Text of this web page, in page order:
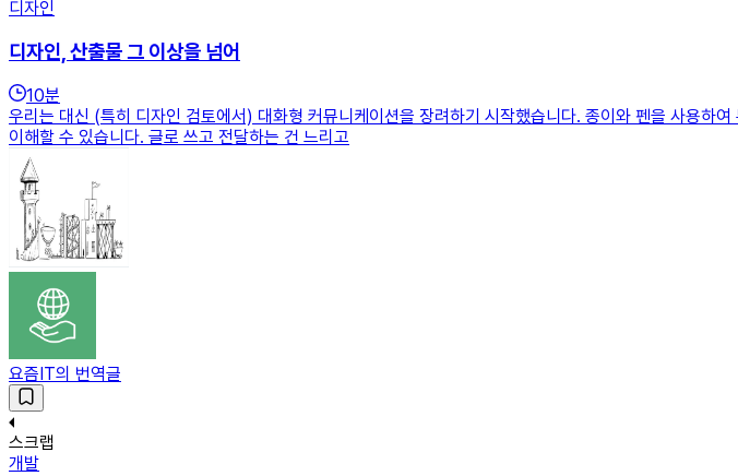
디자인
디자인, 산출물 그 이상을 넘어
10분
우리는 대신 (특히 디자인 검토에서) 대화형 커뮤니케이션을 장려하기 시작했습니다. 종이와 펜을 사용하
이해할 수 있습니다. 글로 쓰고 전달하는 건 느리고
요즘IT의 번역글
스크랩
개발